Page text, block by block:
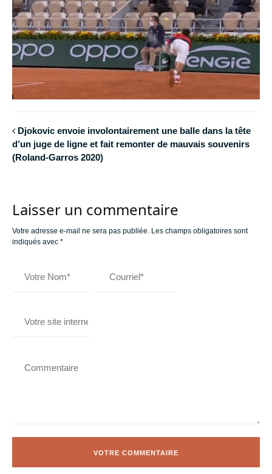
Djokovic envoie involontairement une balle dans la tête
d’un juge de ligne et fait remonter de mauvais souvenirs
(Roland-Garros 2020)
Laisser un commentaire
Votre adresse e-mail ne sera pas publiée. Les champs obligatoires sont
indiqués avec *